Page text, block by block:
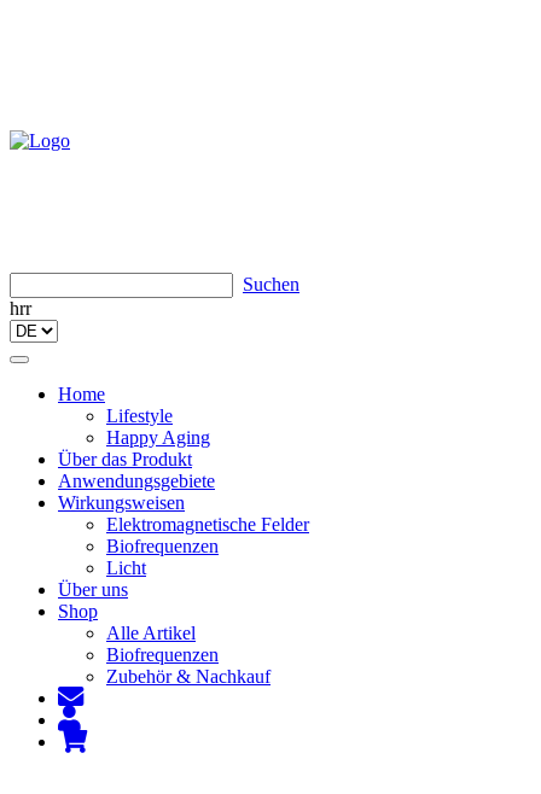
Suchen
hrr
Toggle
navigationHome
Lifestyle
Happy Aging
Über das Produkt
Anwendungsgebiete
Wirkungsweisen
Elektromagnetische Felder
Biofrequenzen
Licht
Über uns
Shop
Alle Artikel
Biofrequenzen
Zubehör & Nachkauf